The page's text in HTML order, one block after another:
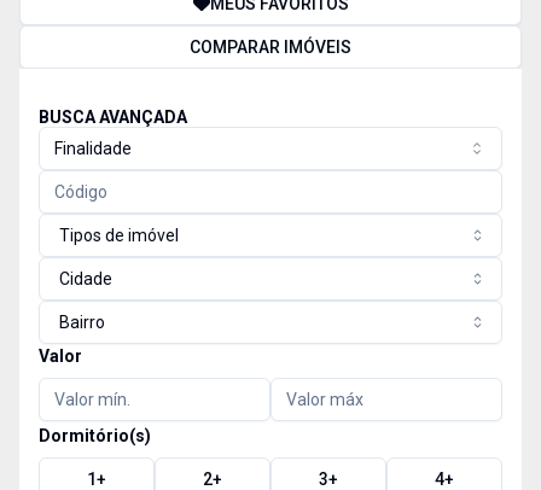
COMPARAR IMÓVEIS
BUSCA AVANÇADA
Finalidade
Tipos de imóvel
Cidade
Bairro
Valor
Dormitório(s)
1+ 2+ 3+ 4+